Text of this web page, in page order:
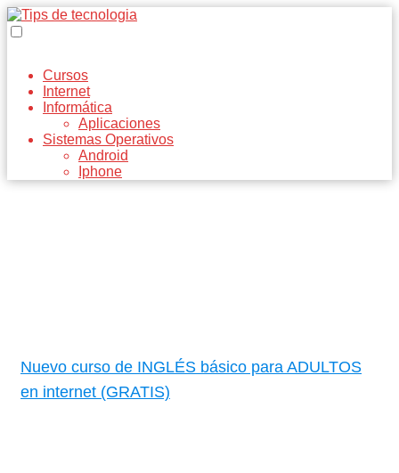
Cursos
Internet
Informática
Aplicaciones
Sistemas Operativos
Android
Iphone
Nuevo curso de INGLÉS básico para ADULTOS
en internet (GRATIS)